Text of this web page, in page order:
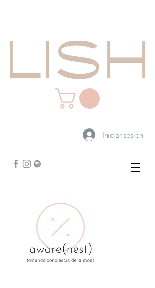
Iniciar sesión